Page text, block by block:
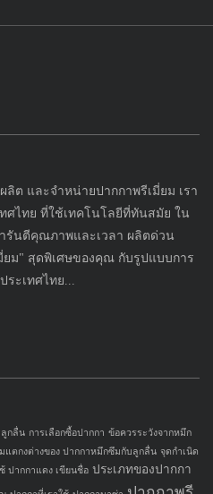
ลิต และจำหน่ายปากกาพรีเมี่ยม เรา
ทศไทย ที่ใช้เทคโนโลยีที่ทันสมัย ใน
รันตีคุณภาพและเวลา ผลิตด่วน
ยม" สุดพิเศษของคุณ กับรูปแบบการ
ะเทศไทย...
ลูกลื่น การเลือกซื้อปากกา ข้อควรระวังจากหมึก
แตกงต่างของ ปากกาหมึกซึมกับลูกลื่น จุดกำเนิด
ปากกาแดง เขียนชื่อ ประเภทของปากกา